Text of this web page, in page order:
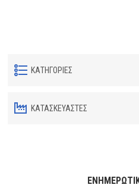
ΚΑΤΗΓΟΡΊΕΣ
ΚΑΤΑΣΚΕΥΑΣΤΈΣ